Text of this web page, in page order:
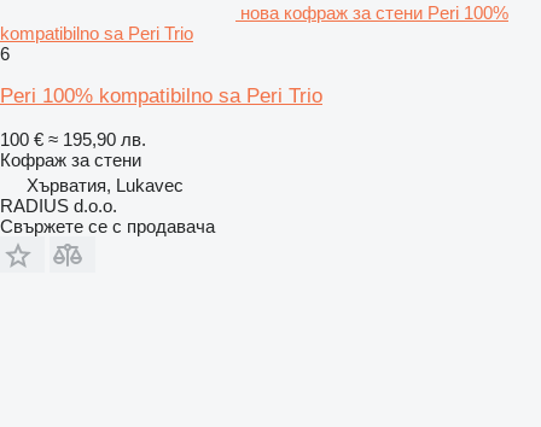
нова кофраж за стени Peri 100%
kompatibilno sa Peri Trio
6
Peri 100% kompatibilno sa Peri Trio
100 € ≈ 195,90 лв.
Кофраж за стени
Хърватия, Lukavec
RADIUS d.o.o.
Свържете се с продавача